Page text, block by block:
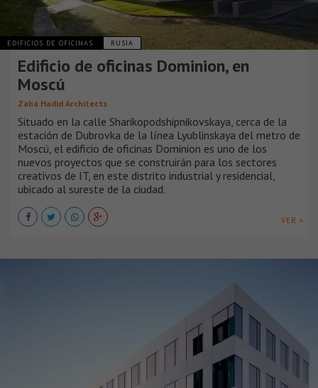
EDIFICIOS DE OFICINAS RUSIA
Edificio de oficinas Dominion, en
Moscú
Zaha Hadid Architects
Situado en la calle Sharikopodshipnikovskaya, cerca de la
estación de Dubrovka de la línea Lyublinskaya del metro de
Moscú, el edificio de oficinas Dominion es uno de los
nuevos proyectos que se construirán para los sectores
creativos de IT, en este distrito industrial y residencial,
ubicado al sureste de la ciudad.
VER +